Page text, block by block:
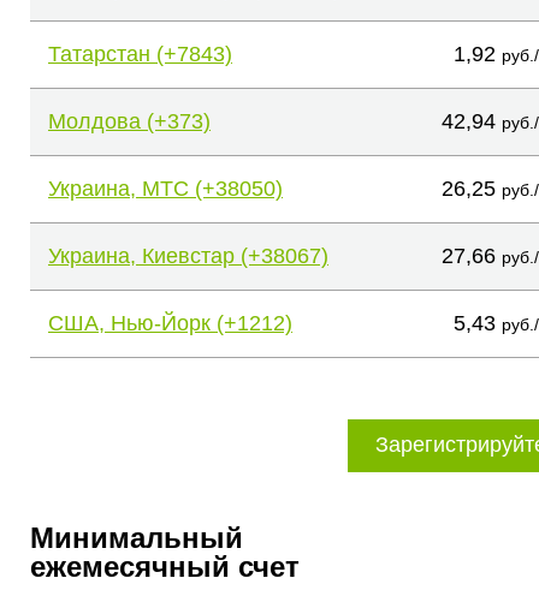
Татарстан (+7843) 1,92
Молдова (+373) 42,94
Украина, МТС (+38050) 26,25
Украина, Киевстар (+38067) 27,66
США, Нью-Йорк (+1212) 5,43
Минимальный
ежемесячный счет